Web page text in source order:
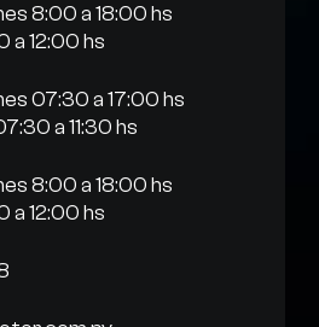
8:00 a 18:00 hs
a 12:00 hs
07:30 a 17:00 hs
a 11:30 hs
8:00 a 18:00 hs
a 12:00 hs